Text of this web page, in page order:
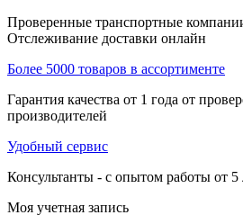
Проверенные транспортные
Отслеживание доставки онлайн
Более 5000 товаров в ассортименте
Гарантия качества от 1 года от
производителей
Удобный сервис
Консультанты - с опытом работы от 5
Моя учетная запись